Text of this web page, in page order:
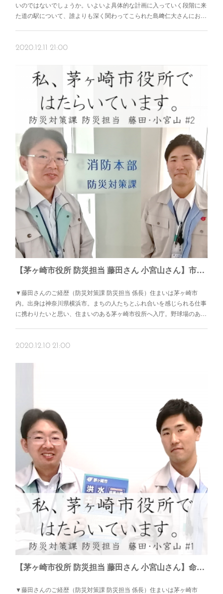
いのではないでしょうか。いよいよ具体的な計画に入っていく段階に来
た道の駅について、誰よりも深く関わってこられた島﨑仁大さんにお…
2020.12.11 21:00
【茅ヶ崎市役所 防災担当 藤田さん 小宮山さん】市民に喜んでいただくことが、やりがいになる。
▼藤田さんのご経歴（防災対策課 防災担当 係長）住まいは茅ヶ崎市
内。出身は神奈川県横浜市。まちの人たちとふれ合いを感じられる仕事
に携わりたいと思い、住まいのある茅ヶ崎市役所へ入庁。野球場のあ…
2020.12.10 21:00
【茅ヶ崎市役所 防災担当 藤田さん 小宮山さん】命をまもるために、まず準備できること。
▼藤田さんのご経歴（防災対策課 防災担当 係長）住まいは茅ヶ崎市